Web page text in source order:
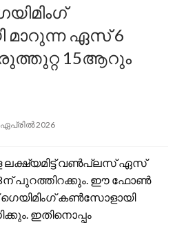
ഏസ് 6
15ആറും
ഏപ്രിൽ 2026
ലക്ഷ്യമിട്ട് വൺപ്ലസ് ഏസ്
പുറത്തിറക്കും. ഈ ഫോൺ
കൺസോളായി
ഇതിനൊപ്പം